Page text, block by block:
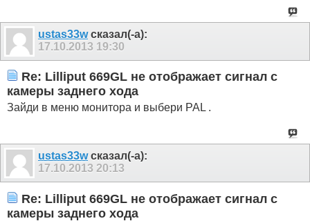
ustas33wсказал(-а):
17.10.2013 19:30
Re: Lilliput 669GL не отображает сигнал с
камеры заднего хода
Зайди в меню монитора и выбери PAL .
ustas33wсказал(-а):
17.10.2013 20:13
Re: Lilliput 669GL не отображает сигнал с
камеры заднего хода